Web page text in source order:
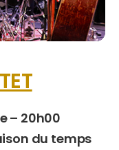
– 20h00
du temps